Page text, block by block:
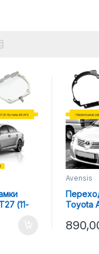
(11-
Avensis
Toyota